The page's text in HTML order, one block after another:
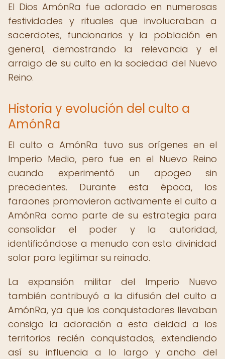
El Dios AmónRa fue adorado en numerosas
festividades y rituales que involucraban a
sacerdotes, funcionarios y la población en
general, demostrando la relevancia y el
arraigo de su culto en la sociedad del Nuevo
Reino.
Historia y evolución del culto a
AmónRa
El culto a AmónRa tuvo sus orígenes en el
Imperio Medio, pero fue en el Nuevo Reino
cuando experimentó un apogeo sin
precedentes. Durante esta época, los
faraones promovieron activamente el culto a
AmónRa como parte de su estrategia para
consolidar el poder y la autoridad,
identificándose a menudo con esta divinidad
solar para legitimar su reinado.
La expansión militar del Imperio Nuevo
también contribuyó a la difusión del culto a
AmónRa, ya que los conquistadores llevaban
consigo la adoración a esta deidad a los
territorios recién conquistados, extendiendo
así su influencia a lo largo y ancho del